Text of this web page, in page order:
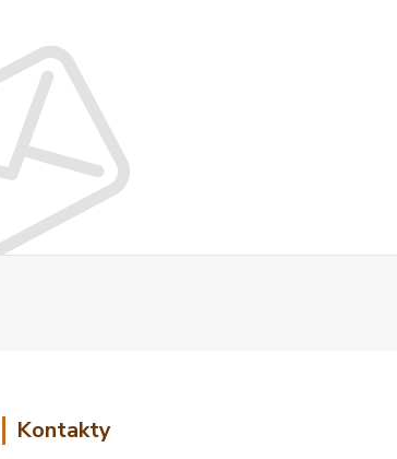
Kontakty